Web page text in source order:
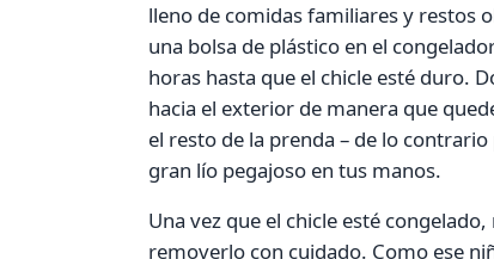
lleno de comidas familiares y restos
una bolsa de plástico en el
horas hasta que el chicle esté duro.
hacia el exterior de manera que
el resto de la prenda – de lo
gran lío pegajoso en tus manos.
Una vez que el chicle esté
removerlo con cuidado. Como ese